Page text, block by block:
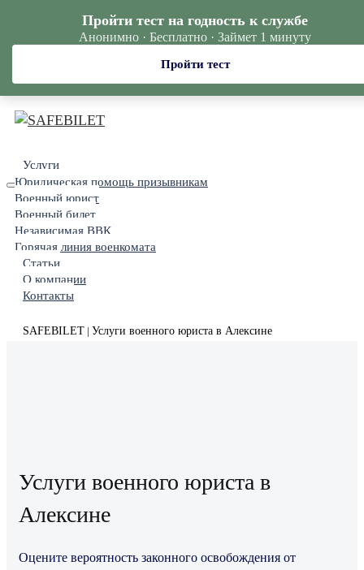
Услуги
Юридическая помощь призывникам
Военный юрист
Военный билет
Независимая ВВК
Горячая линия военкомата
Статьи
О компании
Контакты
SAFEBILET Услуги военного юриста в Алексине
Услуги военного юриста в
Алексине
Оцените вероятность законного освобождения от
Пройти тест на годность к службе
Анонимно · Бесплатно · Займет 1 минуту
Пройти тест